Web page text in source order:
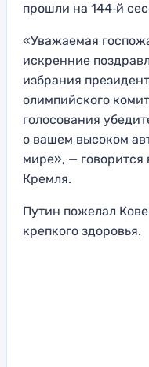
прошли на 144‑й
«Уважаемая
искренние
избрания
олимпийского
голосования
о вашем высоком
мире», — говорится
Кремля.
Путин пожелал
крепкого здоровья.